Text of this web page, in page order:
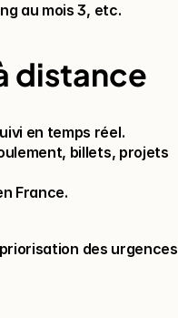
au mois 3, etc.
distance
en temps réel.
billets, projets
France.
des urgences